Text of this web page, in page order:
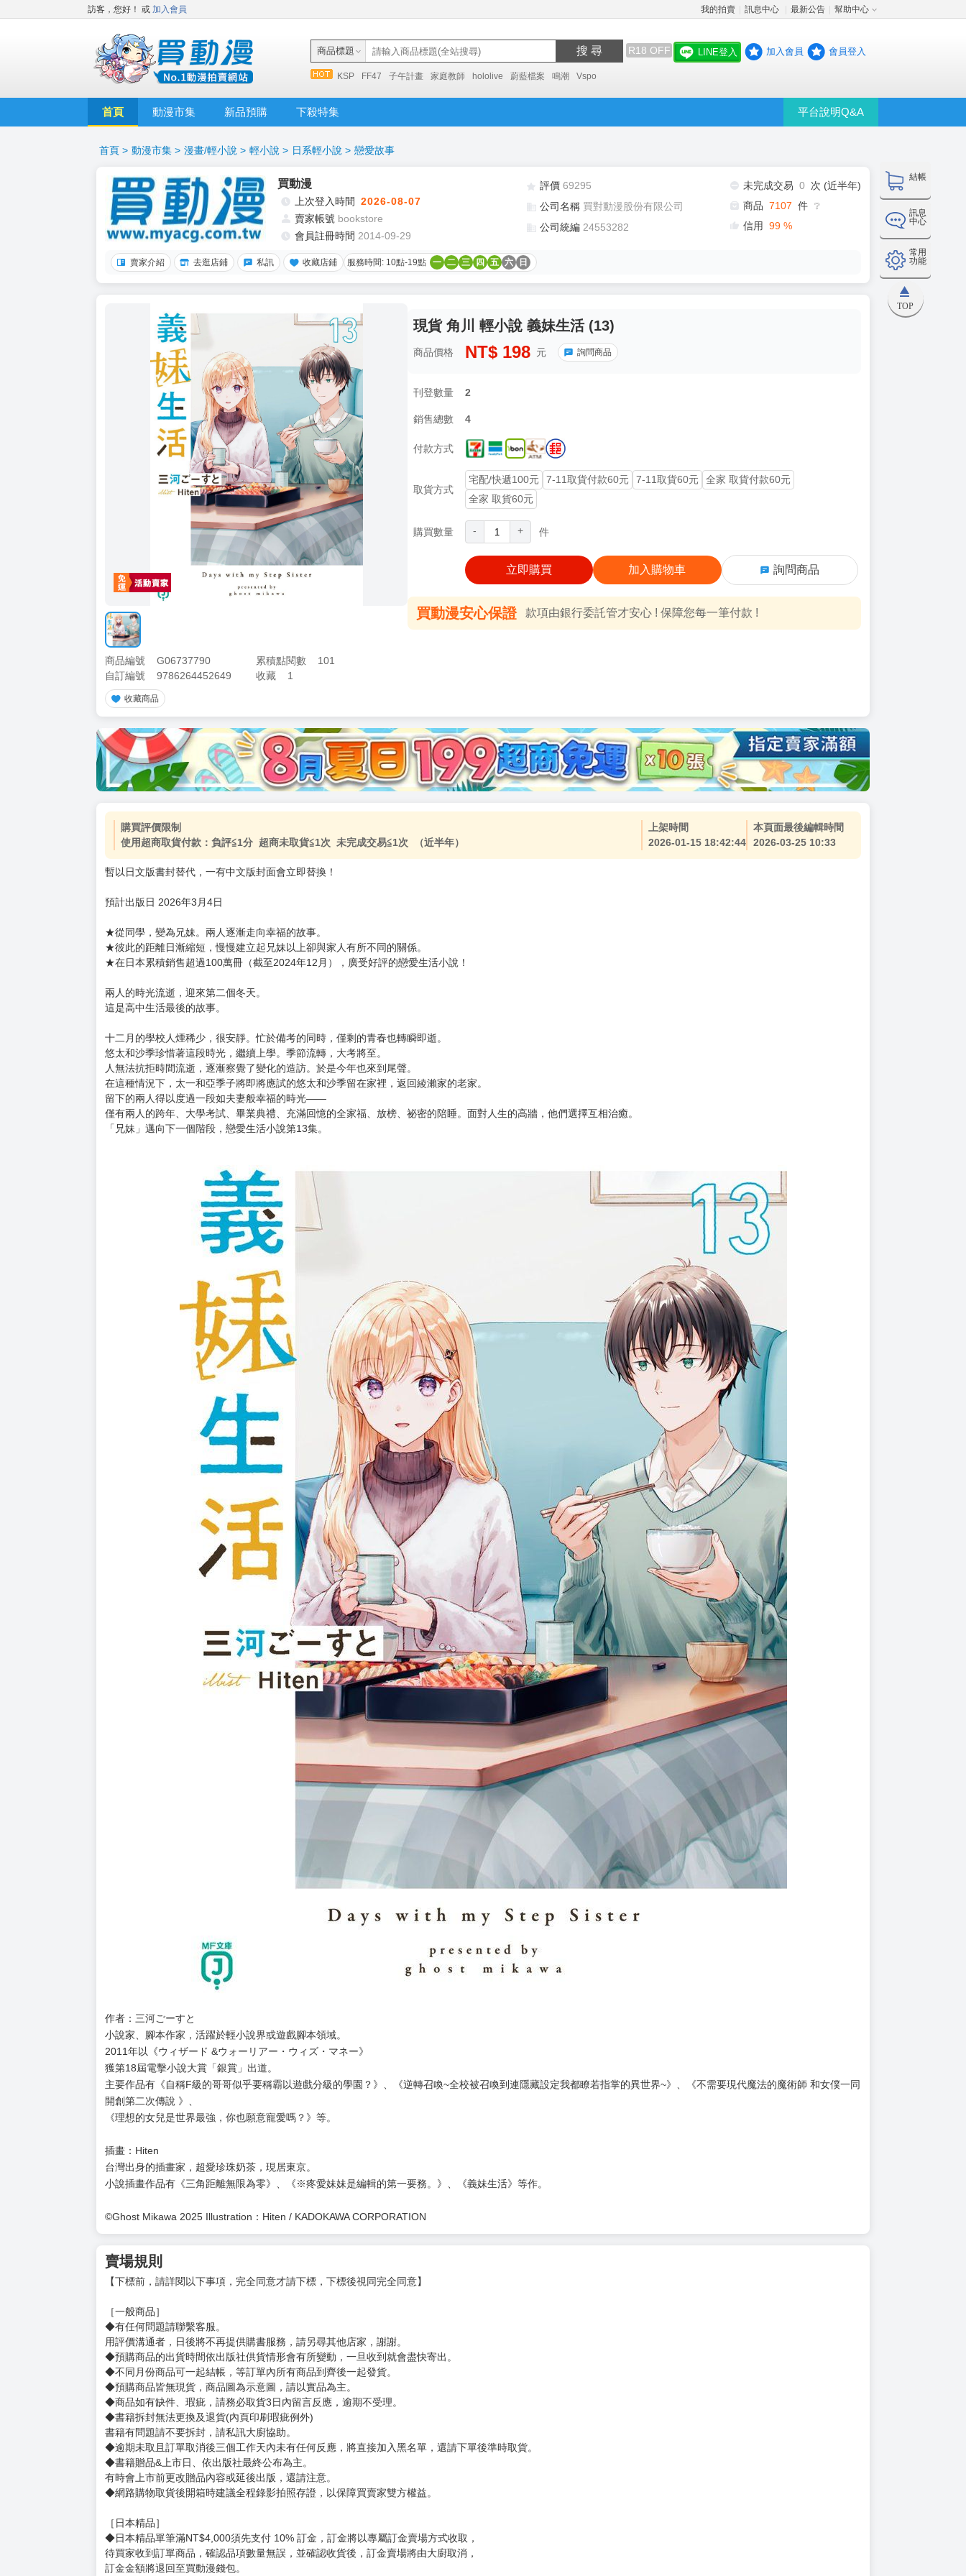
訪客，您好！ 或 加入會員 我的拍賣 訊息中心 最新公告 幫助中心
商品標題 搜 尋 R18 OFF
KSP FF47 子午計畫 家庭教師 hololive 蔚藍檔案 鳴潮 Vspo
LINE登入 加入會員 會員登入
首頁 動漫市集 新品預購 下殺特集 平台說明Q&A
結帳
訊息
中心
常用
功能
TOP
首頁 > 動漫市集 > 漫畫/輕小說 > 輕小說 > 日系輕小說 > 戀愛故事
買動漫
上次登入時間 2026-08-07
賣家帳號 bookstore
會員註冊時間 2014-09-29
評價 69295
公司名稱 買對動漫股份有限公司
公司統編 24553282
未完成交易 0
次 (近半年)
商品 7107 件 ❔
信用 99 %
賣家介紹 去逛店鋪 私訊 收藏店鋪 服務時間: 10點-19點 一 二 三 四 五 六 日
商品編號 G06737790 累積點閱數
101
自訂編號
9786264452649 收藏 1
收藏商品
現貨 角川 輕小說 義妹生活 (13)
商品價格 NT$ 198 元 詢問商品
刊登數量 2
銷售總數 4
付款方式
取貨方式
宅配/快遞100元 7-11取貨付款60元 7-11取貨60元
全家 取貨付款60元
全家 取貨60元
購買數量 - + 件
立即購買 加入購物車 詢問商品
買動漫安心保證 款項由銀行委託管才安心 ! 保障您每一筆付款 !
加價購 ( 共
(加購品) 買動漫★《$15元-加固紙箱包裝》
-
使用超商取貨付款：負評≦1分 超商未取貨≦1次 未完成交易≦1次 （近半年）
預計出版日 2026年3月4日
★從同學，變為兄妹。兩人逐漸走向幸福的故事。
★彼此的距離日漸縮短，慢慢建立起兄妹以上卻與家人有所不同的關係。
★在日本累積銷售超過100萬冊（截至2024年12月），廣受好評的戀愛生活小說！
十二月的學校人煙稀少，很安靜。忙於備考的同時，僅剩的青春也轉瞬即逝。
悠太和沙季珍惜著這段時光，繼續上學。季節流轉，大考將至。
人無法抗拒時間流逝，逐漸察覺了變化的造訪。於是今年也來到尾聲。
在這種情況下，太一和亞季子將即將應試的悠太和沙季留在家裡，返回綾瀨家的老家。
留下的兩人得以度過一段如夫妻般幸福的時光——
僅有兩人的跨年、大學考試、畢業典禮、充滿回憶的全家福、放榜、祕密的陪睡。面對人生的高牆，他們選擇互相治癒。
「兄妹」邁向下一個階段，戀愛生活小說第13集。
作者：三河ごーすと
小說家、腳本作家，活躍於輕小說界或遊戲腳本領域。
獲第18屆電擊小說大賞「銀賞」出道。
《理想的女兒是世界最強，你也願意寵愛嗎？》等。
台灣出身的插畫家，超愛珍珠奶茶，現居東京。
小說插畫作品有《三角距離無限為零》、《※疼愛妹妹是編輯的第一要務。》、《義妹生活》等作。
©Ghost Mikawa 2025 Illustration：Hiten / KADOKAWA CORPORATION
賣場規則
【下標前，請詳閱以下事項，完全同意才請下標，下標後視同完全同意】
［一般商品］
◆有任何問題請聯繫客服。
用評價溝通者，日後將不再提供購書服務，請另尋其他店家，謝謝。
◆不同月份商品可一起結帳，等訂單內所有商品到齊後一起發貨。
◆預購商品皆無現貨，商品圖為示意圖，請以實品為主。
◆商品如有缺件、瑕疵，請務必取貨3日內留言反應，逾期不受理。
◆書籍拆封無法更換及退貨(內頁印刷瑕疵例外)